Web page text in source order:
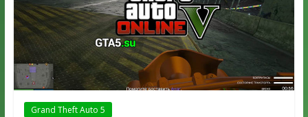
Grand Theft Auto 5